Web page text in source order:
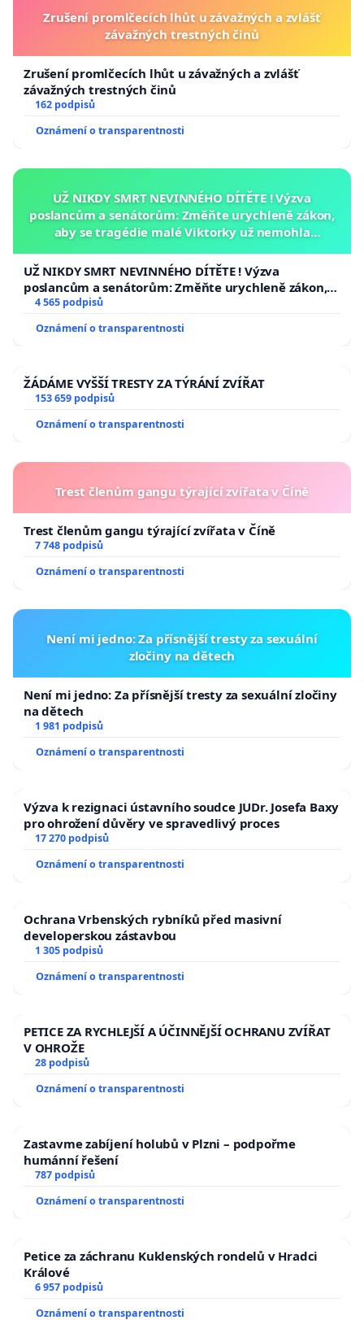
Zrušení promlčecích lhůt u závažných a zvlášť
závažných trestných činů
Zrušení promlčecích lhůt u závažných a zvlášť
závažných trestných činů
162 podpisů
Oznámení o transparentnosti
UŽ NIKDY SMRT NEVINNÉHO DÍTĚTE ! Výzva
poslancům a senátorům: Změňte urychleně zákon,
aby se tragédie malé Viktorky už nemohla
UŽ NIKDY SMRT NEVINNÉHO DÍTĚTE ! Výzva
poslancům a senátorům: Změňte urychleně zákon,
aby se tragédie malé Viktorky už nemohla opakovat!
4 565 podpisů
Oznámení o transparentnosti
ŽÁDÁME VYŠŠÍ TRESTY ZA TÝRÁNÍ ZVÍŘAT
153 659 podpisů
Oznámení o transparentnosti
Trest členům gangu týrající zvířata v Číně
Trest členům gangu týrající zvířata v Číně
7 748 podpisů
Oznámení o transparentnosti
Není mi jedno: Za přísnější tresty za sexuální
zločiny na dětech
Není mi jedno: Za přísnější tresty za sexuální zločiny
na dětech
1 981 podpisů
Oznámení o transparentnosti
Výzva k rezignaci ústavního soudce JUDr. Josefa Baxy
pro ohrožení důvěry ve spravedlivý proces
17 270 podpisů
Oznámení o transparentnosti
Ochrana Vrbenských rybníků před masivní
developerskou zástavbou
1 305 podpisů
Oznámení o transparentnosti
PETICE ZA RYCHLEJŠÍ A ÚČINNĚJŠÍ OCHRANU ZVÍŘAT
V OHROŽE
28 podpisů
Oznámení o transparentnosti
Zastavme zabíjení holubů v Plzni – podpořme
humánní řešení
787 podpisů
Oznámení o transparentnosti
Petice za záchranu Kuklenských rondelů v Hradci
Králové
6 957 podpisů
Oznámení o transparentnosti